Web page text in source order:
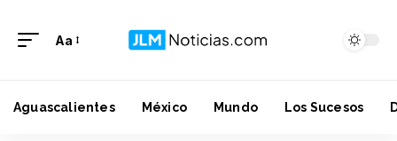
Aa
Aguascalientes México Mundo Los Sucesos